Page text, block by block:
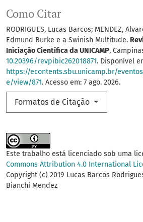
Como Citar
RODRIGUES, Lucas Barcos; MENDEZ,
Edmund Burke e a Swinish Multitude.
Iniciação Científica da UNICAMP,
10.20396/revpibic262018871. Disponível
https://econtents.sbu.unicamp.br/
e/view/871. Acesso em: 7 ago. 2026.
Formatos de Citação
Este trabalho está licenciado sob uma
Commons Attribution 4.0 International
Copyright (c) 2019 Lucas Barcos
Bianchi Mendez